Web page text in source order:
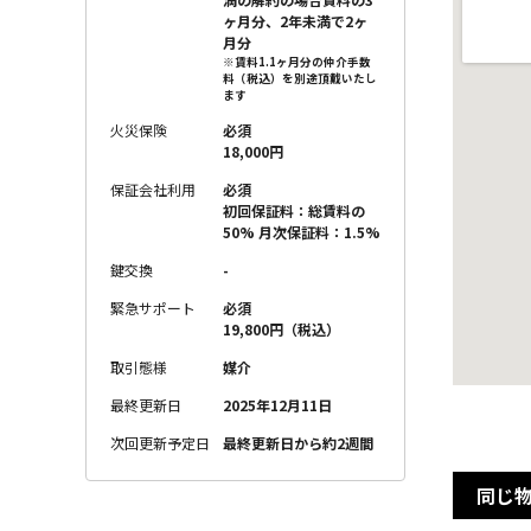
ヶ月分、2年未満で2ヶ
月分
※賃料1.1ヶ月分の仲介手数
料（税込）を別途頂戴いたし
ます
火災保険
必須
18,000円
保証会社利用
必須
初回保証料：総賃料の
50% 月次保証料：1.5%
鍵交換
-
緊急サポート
必須
19,800円（税込）
取引態様
媒介
最終更新日
2025年12月11日
次回更新予定日
最終更新日から約2週間
同じ